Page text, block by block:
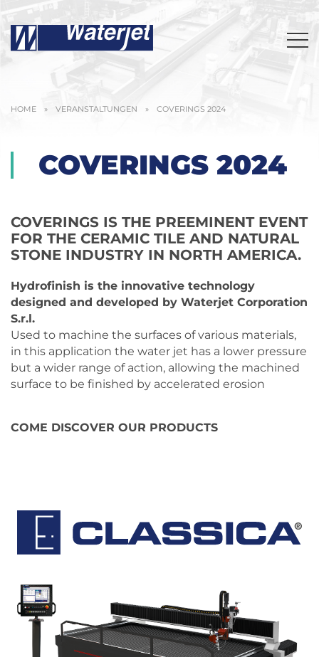
HOME » VERANSTALTUNGEN » COVERINGS 2024
COVERINGS 2024
COVERINGS IS THE PREEMINENT EVENT
FOR THE CERAMIC TILE AND NATURAL
STONE INDUSTRY IN NORTH AMERICA.
Hydrofinish is the innovative technology
designed and developed by Waterjet Corporation
S.r.l.
Used to machine the surfaces of various materials,
in this application the water jet has a lower pressure
but a wider range of action, allowing the machined
surface to be finished by accelerated erosion
COME DISCOVER OUR PRODUCTS